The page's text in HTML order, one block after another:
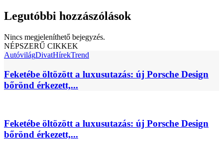
Legutóbbi hozzászólások
Nincs megjeleníthető bejegyzés.
NÉPSZERŰ CIKKEK
AutóvilágDivatHírekTrend
Feketébe öltözött a luxusutazás: új Porsche Design
bőrönd érkezett,...
Feketébe öltözött a luxusutazás: új Porsche Design
bőrönd érkezett,...